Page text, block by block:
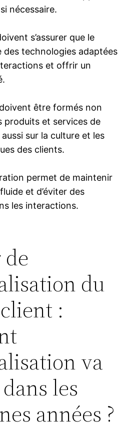
nécessaire.
s’assurer que le
des technologies adaptées
et offrir un
être formés non
produits et services de
aussi sur la culture et les
des clients.
permet de maintenir
et d’éviter des
les interactions.
de
du
:
va
les
années ?